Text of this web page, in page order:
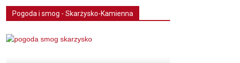
Pogoda i smog - Skarżysko-Kamienna